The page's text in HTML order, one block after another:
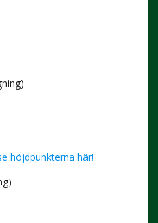
höjdpunkterna här!